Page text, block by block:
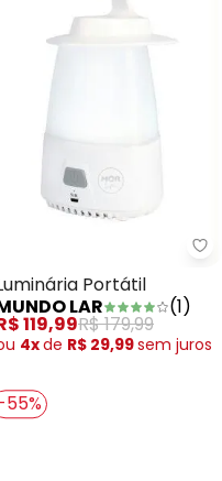
Lar - Balança Digital
Portátil
LAR
(1)
119,99R$ 179,99
4xde R$ 29,99sem juros